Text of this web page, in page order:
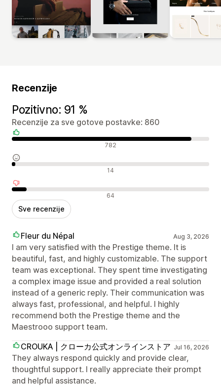
Recenzije
Pozitivno: 91 %
Recenzije za sve gotove postavke: 860
782
14
64
Sve recenzije
Fleur du Népal Aug 3, 2026
I am very satisfied with the Prestige theme. It is
beautiful, fast, and highly customizable. The support
team was exceptional. They spent time investigating
a complex image issue and provided a real solution
instead of a generic reply. Their communication was
always fast, professional, and helpful. I highly
recommend both the Prestige theme and the
Maestrooo support team.
CROUKA | クローカ公式オンラインストア Jul 16, 2026
They always respond quickly and provide clear,
thoughtful support. I really appreciate their prompt
and helpful assistance.